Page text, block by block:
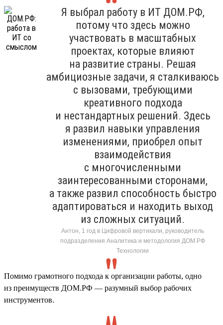
Я выбрал работу в ИТ ДОМ.РФ,
потому что здесь можно
участвовать в масштабных
проектах, которые влияют
на развитие страны. Решая
амбициозные задачи, я сталкиваюсь
с вызовами, требующими
креативного подхода
и нестандартных решений. Здесь
я развил навыки управления
изменениями, приобрел опыт
взаимодействия
с многочисленными
заинтересованными сторонами,
а также развил способность быстро
адаптироваться и находить выход
из сложных ситуаций.
Антон, 1 год в Цифровой вертикали, руководитель
подразделения Аналитика и методология ДОМ.РФ
Технологии
Помимо грамотного подхода к организации работы, одно
из преимуществ ДОМ.РФ — разумный выбор рабочих
инструментов.